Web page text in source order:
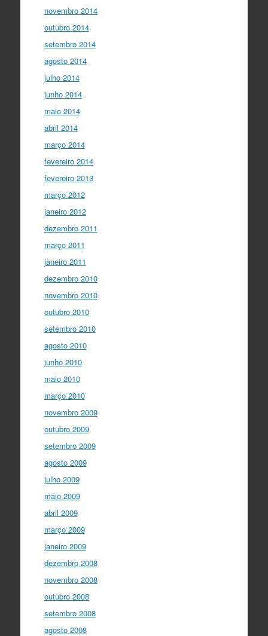
novembro 2014
outubro 2014
setembro 2014
agosto 2014
julho 2014
junho 2014
maio 2014
abril 2014
março 2014
fevereiro 2014
fevereiro 2013
março 2012
janeiro 2012
dezembro 2011
março 2011
janeiro 2011
dezembro 2010
novembro 2010
outubro 2010
setembro 2010
agosto 2010
junho 2010
maio 2010
março 2010
novembro 2009
outubro 2009
setembro 2009
agosto 2009
julho 2009
maio 2009
abril 2009
março 2009
janeiro 2009
dezembro 2008
novembro 2008
outubro 2008
setembro 2008
agosto 2008